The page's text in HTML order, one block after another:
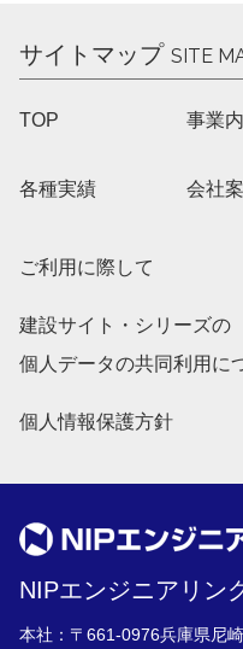
サイトマップ SITE
TOP 事業
各種実績 会社
ご利用に際して
建設サイト・シリーズの
個人データの共同利用に
個人情報保護方針
NIPエンジニアリン
本社：〒661-0976兵庫県尼